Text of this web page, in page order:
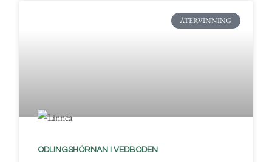
ÅTERVINNING
ODLINGSHÖRNAN I VEDBODEN